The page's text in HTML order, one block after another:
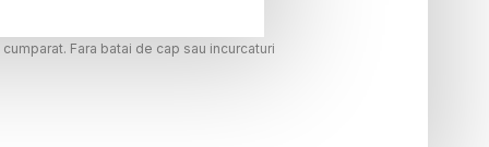
Fara batai de cap sau incurcaturi